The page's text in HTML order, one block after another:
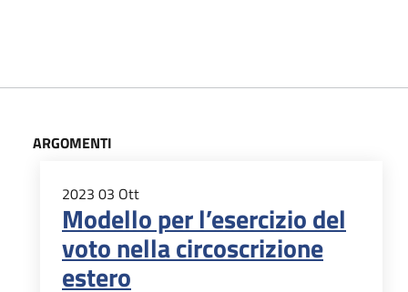
ARGOMENTI
2023 03 Ott
Modello per l’esercizio del
voto nella circoscrizione
estero